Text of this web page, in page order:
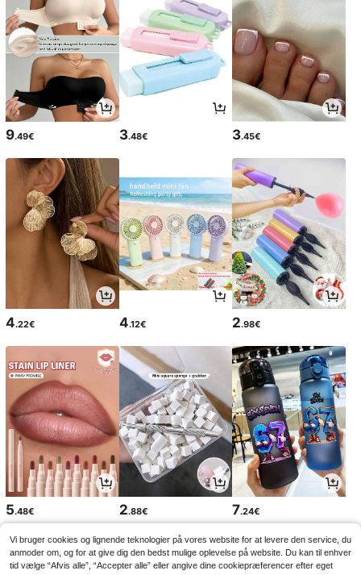
9.49€ 3.48€ 3.45€
4.22€ 4.12€ 2.98€
5.48€ 2.88€ 7.24€
Vi bruger cookies og lignende teknologier på vores website for at levere den service, du
anmoder om, og for at give dig den bedst mulige oplevelse på website. Du kan til enhver
tid vælge “Afvis alle”, “Accepter alle” eller angive dine cookiepræferencer efter eget